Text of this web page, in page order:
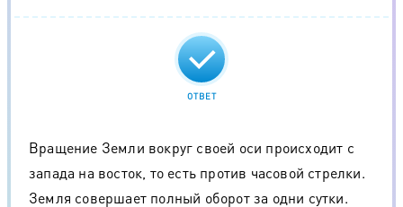
ОТВЕТ
Вращение Земли вокруг своей оси происходит с
запада на восток, то есть против часовой стрелки.
Земля совершает полный оборот за одни сутки.